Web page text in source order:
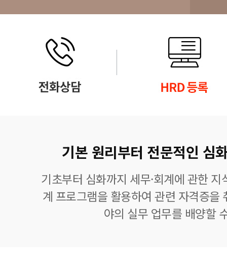
기본 원리부터 전문적인 심
기초부터 심화까지 세무·회계에 관한
계 프로그램을 활용하여 관련 자격증을
야의 실무 업무를 배양할